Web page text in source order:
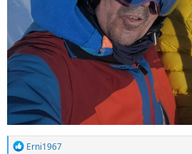
R
Erni1967